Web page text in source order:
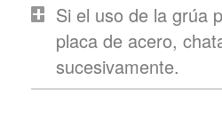
Si el uso de la grúa
placa de acero,
sucesivamente.